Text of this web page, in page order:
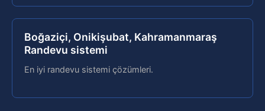
Boğaziçi, Onikişubat, Kahramanmaraş
Randevu sistemi
En iyi randevu sistemi çözümleri.